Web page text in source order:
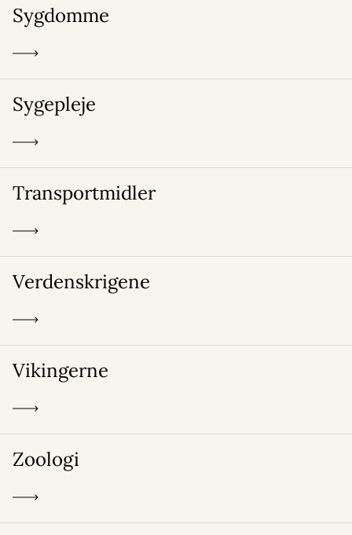
Sygdomme
Sygepleje
Transportmidler
Verdenskrigene
Vikingerne
Zoologi